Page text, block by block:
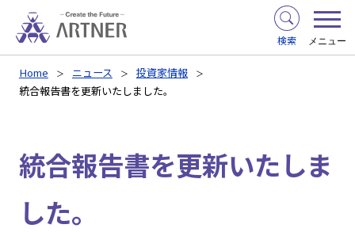
検索 メニュー
Home ニュース
投資家情報
統合報告書を更新いたしました。
統合報告書を更新いたしま
した。